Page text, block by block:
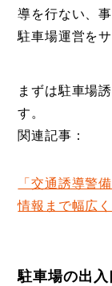
導を行ない、
駐車場運営を
まずは駐車場
す。
関連記事：
「交通誘導警
情報まで幅広く
駐車場の出